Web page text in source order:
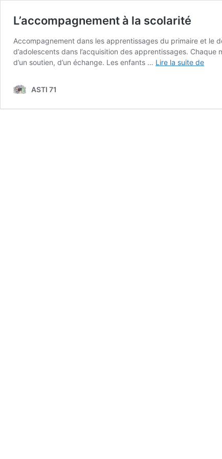
L’accompagnement à la scolarité
Accompagnement dans les apprentissages du primaire et le
d’adolescents dans l’acquisition des apprentissages.
d’un soutien, d’un échange. Les enfants … Lire la suite de
ASTI 71